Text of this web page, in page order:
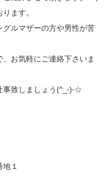
ます。
ルマザーの方や男性が苦
お気軽にご連絡下さいま
事致しましょう(^_-)-☆
１